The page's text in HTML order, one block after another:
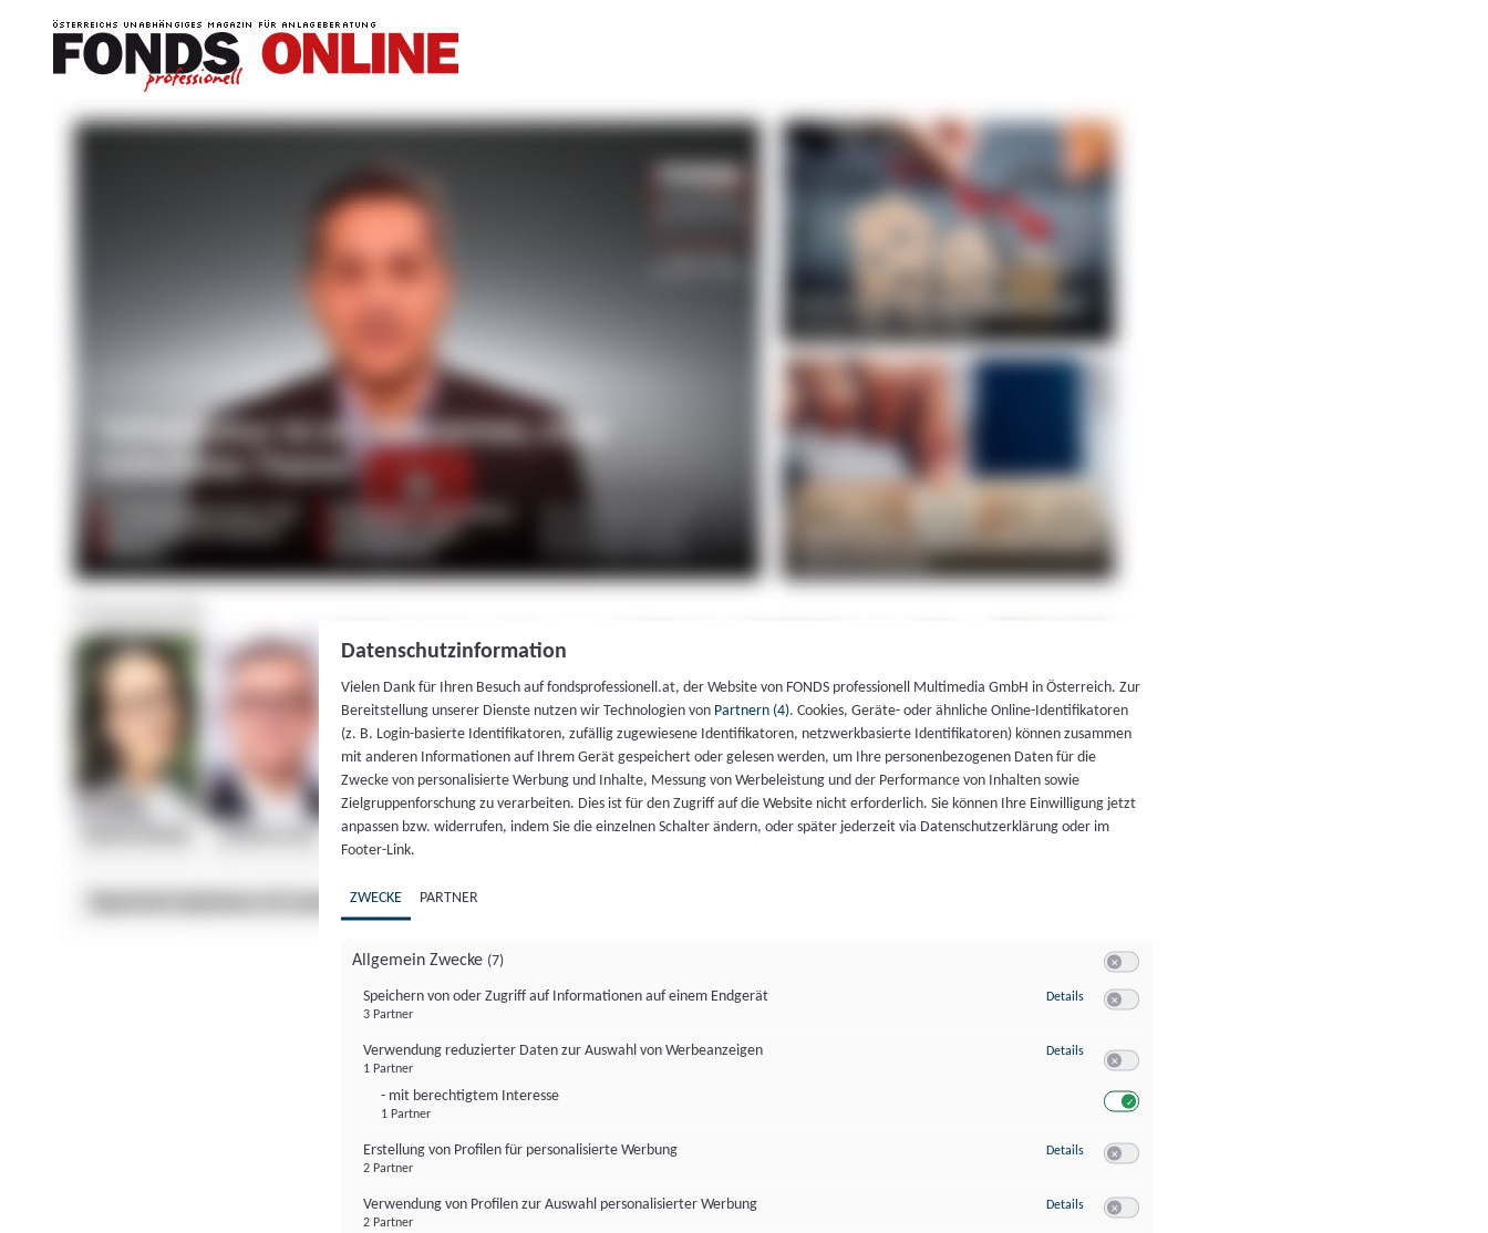
Datenschutzinformation
Vielen Dank für Ihren Besuch auf fondsprofessionell.at, der Website von FONDS professionell Multimedia GmbH in Österreich. Zur
Bereitstellung unserer Dienste nutzen wir Technologien von Partnern (4). Cookies, Geräte- oder ähnliche Online-Identifikatoren
(z. B. Login-basierte Identifikatoren, zufällig zugewiesene Identifikatoren, netzwerkbasierte Identifikatoren) können zusammen
mit anderen Informationen auf Ihrem Gerät gespeichert oder gelesen werden, um Ihre personenbezogenen Daten für die
Zwecke von personalisierte Werbung und Inhalte, Messung von Werbeleistung und der Performance von Inhalten sowie
Zielgruppenforschung zu verarbeiten. Dies ist für den Zugriff auf die Website nicht erforderlich. Sie können Ihre Einwilligung jetzt
anpassen bzw. widerrufen, indem Sie die einzelnen Schalter ändern, oder später jederzeit via Datenschutzerklärung oder im
Footer-Link.
ZWECKE PARTNER
Allgemein Zwecke (7)
Speichern von oder Zugriff auf Informationen auf einem Endgerät
3 Partner
Details zu Speichern von oder Zugriff auf Informationen auf einem Endgerät
Verwendung reduzierter Daten zur Auswahl von Werbeanzeigen
1 Partner
- mit berechtigtem Interesse
1 Partner
Details zu Verwendung reduzierter Daten zur Auswahl von Werbeanzeigen
Erstellung von Profilen für personalisierte Werbung
2 Partner
Details zu Erstellung von Profilen für personalisierte Werbung
Verwendung von Profilen zur Auswahl personalisierter Werbung
2 Partner
Details zu Verwendung von Profilen zur Auswahl personalisierter Werbung